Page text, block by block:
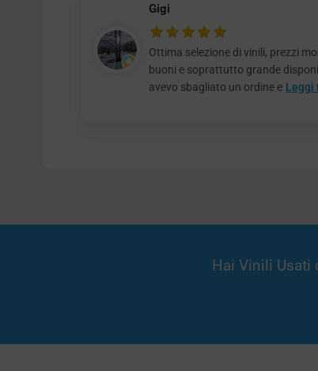
Gigi
Ottima selezione di vinili, prezzi
buoni e soprattutto grande
avevo sbagliato un ordine e Leggi
Hai Vinili Usati